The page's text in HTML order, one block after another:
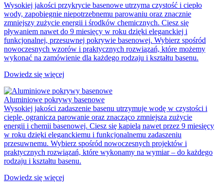
Wysokiej jakości przykrycie basenowe utrzyma czystość i ciepło
wody, zapobiegnie niepotrzebnemu parowaniu oraz znacznie
zmniejszy zużycie energii i środków chemicznych. Ciesz się
pływaniem nawet do 9 miesięcy w roku dzięki eleganckiej i
funkcjonalnej, przesuwnej pokrywie basenowej. Wybierz spośród
nowoczesnych wzorów i praktycznych rozwiązań, które możemy
wykonać na zamówienie dla każdego rodzaju i kształtu basenu.
Dowiedz się więcej
Aluminiowe pokrywy basenowe
Wysokiej jakości zadaszenie basenu utrzymuje wodę w czystości i
cieple, ogranicza parowanie oraz znacząco zmniejsza zużycie
energii i chemii basenowej. Ciesz się kąpielą nawet przez 9 miesięcy
w roku dzięki eleganckiemu i funkcjonalnemu zadaszeniu
przesuwnemu. Wybierz spośród nowoczesnych projektów i
praktycznych rozwiązań, które wykonamy na wymiar – do każdego
rodzaju i kształtu basenu.
Dowiedz się więcej